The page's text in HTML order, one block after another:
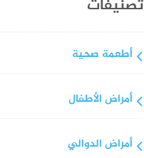
تصنيفات
أطعمة صحية
أمراض الأطفال
أمراض الدوالي